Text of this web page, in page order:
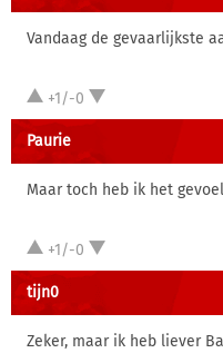
Vandaag de gevaarlijkste
+1/-0
Paurie
Maar toch heb ik het
+1/-0
tijn0
Zeker, maar ik heb liever